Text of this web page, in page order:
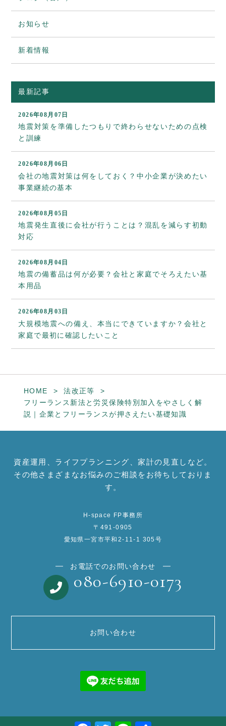
お知らせ
新着情報
最新記事
2026年08月07日
地震対策を準備したつもりで終わらせないための点検
と訓練
2026年08月06日
会社の地震対策は何をしておく？中小企業が決めたい
事業継続の基本
2026年08月05日
地震発生直後に会社が行うことは？混乱を減らす初動
対応
2026年08月04日
地震の備蓄品は何が必要？会社と家庭でそろえたい基
本用品
2026年08月03日
大規模地震への備え、本当にできていますか？会社と
家庭で最初に確認したいこと
HOME
法改正等
フリーランス新法と労災保険特別加入をやさしく解
説｜企業とフリーランスが押さえたい基礎知識
資産運用、ライフプランニング、家計の見直しなど。
その他さまざまなお悩みのご相談をお待ちしておりま
す。
H-space FP事務所
〒491-0905
愛知県一宮市平和2-11-1 305号
お電話でのお問い合わせ
080-6910-0173
お問い合わせ